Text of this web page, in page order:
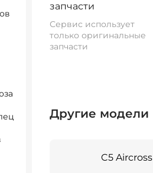
запчасти
Сервис использует
только оригинальные
запчасти
Другие модели
C5 Aircross